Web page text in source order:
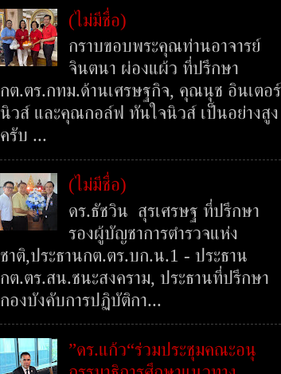
(ไม่มีชื่อ)
กราบขอบพระคุณท่านอาจารย์
จินตนา ผ่องแผ้ว ที่ปรึกษา
กต.ตร.กทม.ด้านเศรษฐกิจ, คุณนุช อินเตอร์
นิวส์ และคุณกอล์ฟ ทันใจนิวส์ เป็นอย่างสูง
ครับ ...
(ไม่มีชื่อ)
ดร.ธัชวิน สุรเศรษฐ ที่ปรึกษา
รองผู้บัญชาการตำรวจแห่ง
ชาติ,ประธานกต.ตร.บก.น.1 - ประธาน
กต.ตร.สน.ชนะสงคราม, ประธานที่ปรึกษา
กองบังคับการปฏิบัติกา...
”ดร.แก้ว“ร่วมประชุมคณะอนุ